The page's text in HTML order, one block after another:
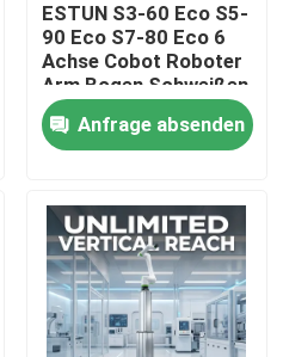
ESTUN S3-60 Eco S5-
90 Eco S7-80 Eco 6
Achse Cobot Roboter
Arm Bogen Schweißen
Kollaborationsroboter
CNGBS Schweiß
Positionierer
Anfrage absenden